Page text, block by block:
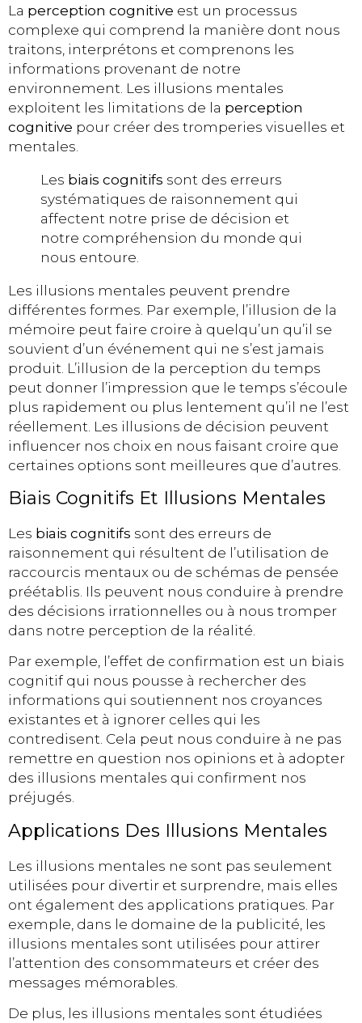
La perception cognitive est un processus
complexe qui comprend la manière dont nous
traitons, interprétons et comprenons les
informations provenant de notre
environnement. Les illusions mentales
exploitent les limitations de la perception
cognitive pour créer des tromperies visuelles et
mentales.
Les biais cognitifs sont des erreurs
systématiques de raisonnement qui
affectent notre prise de décision et
notre compréhension du monde qui
nous entoure.
Les illusions mentales peuvent prendre
différentes formes. Par exemple, l’illusion de la
mémoire peut faire croire à quelqu’un qu’il se
souvient d’un événement qui ne s’est jamais
produit. L’illusion de la perception du temps
peut donner l’impression que le temps s’écoule
plus rapidement ou plus lentement qu’il ne l’est
réellement. Les illusions de décision peuvent
influencer nos choix en nous faisant croire que
certaines options sont meilleures que d’autres.
Biais Cognitifs Et Illusions Mentales
Les biais cognitifs sont des erreurs de
raisonnement qui résultent de l’utilisation de
raccourcis mentaux ou de schémas de pensée
préétablis. Ils peuvent nous conduire à prendre
des décisions irrationnelles ou à nous tromper
dans notre perception de la réalité.
Par exemple, l’effet de confirmation est un biais
cognitif qui nous pousse à rechercher des
informations qui soutiennent nos croyances
existantes et à ignorer celles qui les
contredisent. Cela peut nous conduire à ne pas
remettre en question nos opinions et à adopter
des illusions mentales qui confirment nos
préjugés.
Applications Des Illusions Mentales
Les illusions mentales ne sont pas seulement
utilisées pour divertir et surprendre, mais elles
ont également des applications pratiques. Par
exemple, dans le domaine de la publicité, les
illusions mentales sont utilisées pour attirer
l’attention des consommateurs et créer des
messages mémorables.
De plus, les illusions mentales sont étudiées